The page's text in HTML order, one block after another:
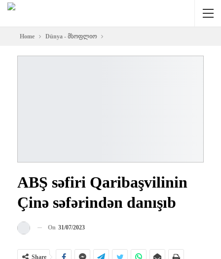
Home Dünya - მსოფლიო
ABŞ səfiri Qaribaşvilinin
Çinə səfərindən danışıb
On 31/07/2023
Share